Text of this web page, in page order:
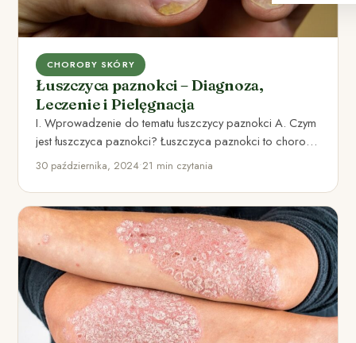
CHOROBY SKÓRY
Łuszczyca paznokci – Diagnoza,
Leczenie i Pielęgnacja
I. Wprowadzenie do tematu łuszczycy paznokci A. Czym
jest łuszczyca paznokci? Łuszczyca paznokci to choroba
skóry, która wpływa…
30 października, 2024•21 min czytania